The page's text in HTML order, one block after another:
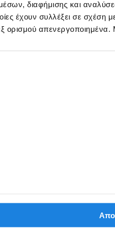
διαφήμισης και
έχουν συλλέξει σε
ορισμού